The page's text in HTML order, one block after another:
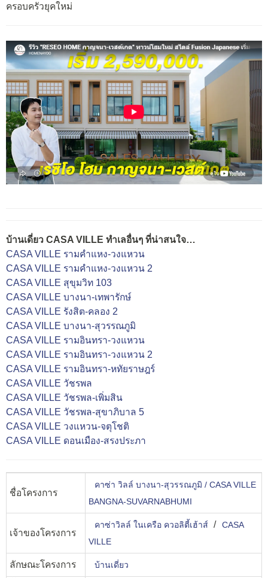
ครอบครัวยุคใหม่
บ้านเดี่ยว CASA VILLE ทำเลอื่นๆ ที่น่าสนใจ…
CASA VILLE รามคำแหง-วงแหวน
CASA VILLE รามคำแหง-วงแหวน 2
CASA VILLE สุขุมวิท 103
CASA VILLE บางนา-เทพารักษ์
CASA VILLE รังสิต-คลอง 2
CASA VILLE บางนา-สุวรรณภูมิ
CASA VILLE รามอินทรา-วงแหวน
CASA VILLE รามอินทรา-วงแหวน 2
CASA VILLE รามอินทรา-หทัยราษฎร์
CASA VILLE วัชรพล
CASA VILLE วัชรพล-เพิ่มสิน
CASA VILLE วัชรพล-สุขาภิบาล 5
CASA VILLE วงแหวน-จตุโชติ
CASA VILLE ดอนเมือง-สรงประภา
ชื่อโครงการ
คาซ่า วิลล์ บางนา-สุวรรณภูมิ / CASA VILLE
BANGNA-SUVARNABHUMI
เจ้าของโครงการ
คาซ่าวิลล์ ในเครือ ควอลิตี้เฮ้าส์ / CASA
VILLE
ลักษณะโครงการ บ้านเดี่ยว